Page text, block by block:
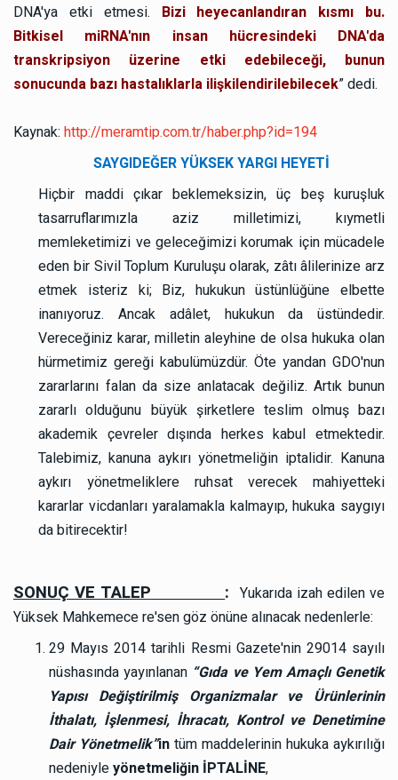
DNA'ya etki etmesi. Bizi heyecanlandıran kısmı bu.
Bitkisel miRNA'nın insan hücresindeki DNA'da
transkripsiyon üzerine etki edebileceği, bunun
sonucunda bazı hastalıklarla ilişkilendirilebilecek” dedi.
Kaynak: http://meramtip.com.tr/haber.php?id=194
SAYGIDEĞER YÜKSEK YARGI HEYETİ
Hiçbir maddi çıkar beklemeksizin, üç beş kuruşluk
tasarruflarımızla aziz milletimizi, kıymetli
memleketimizi ve geleceğimizi korumak için mücadele
eden bir Sivil Toplum Kuruluşu olarak, zâtı âlilerinize arz
etmek isteriz ki; Biz, hukukun üstünlüğüne elbette
inanıyoruz. Ancak adâlet, hukukun da üstündedir.
Vereceğiniz karar, milletin aleyhine de olsa hukuka olan
hürmetimiz gereği kabulümüzdür. Öte yandan GDO'nun
zararlarını falan da size anlatacak değiliz. Artık bunun
zararlı olduğunu büyük şirketlere teslim olmuş bazı
akademik çevreler dışında herkes kabul etmektedir.
Talebimiz, kanuna aykırı yönetmeliğin iptalidir. Kanuna
aykırı yönetmeliklere ruhsat verecek mahiyetteki
kararlar vicdanları yaralamakla kalmayıp, hukuka saygıyı
da bitirecektir!
SONUÇ VE TALEP: Yukarıda izah edilen ve
Yüksek Mahkemece re'sen göz önüne alınacak nedenlerle:
29 Mayıs 2014 tarihli Resmi Gazete'nin 29014 sayılı
nüshasında yayınlanan “Gıda ve Yem Amaçlı Genetik
Yapısı Değiştirilmiş Organizmalar ve Ürünlerinin
İthalatı, İşlenmesi, İhracatı, Kontrol ve Denetimine
Dair Yönetmelik”in tüm maddelerinin hukuka aykırılığı
nedeniyleyönetmeliğin İPTALİNE,